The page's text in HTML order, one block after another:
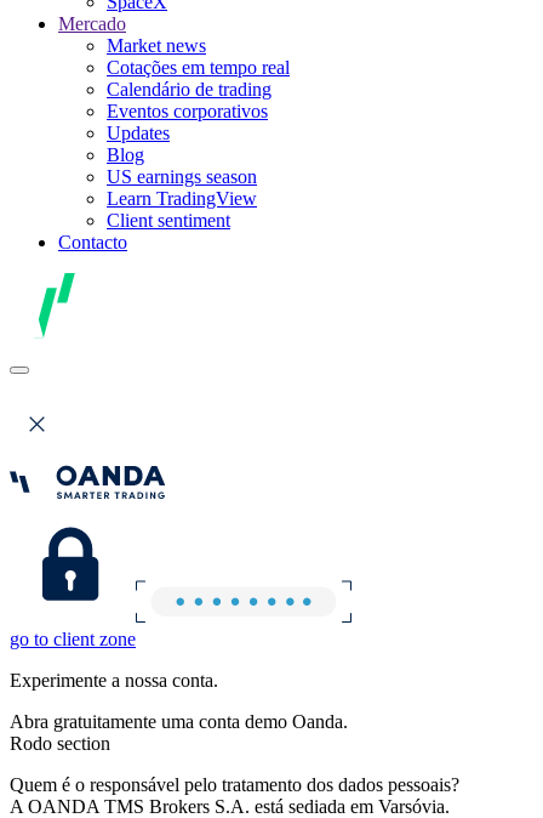
Mercado
Market news
Cotações em tempo real
Calendário de trading
Eventos corporativos
Updates
Blog
US earnings season
Learn TradingView
Client sentiment
Contacto
go to client zone
Experimente a nossa conta.
Abra gratuitamente uma conta demo Oanda.
Rodo section
Quem é o responsável pelo tratamento dos dados pessoais?
A OANDA TMS Brokers S.A. está sediada em Varsóvia.